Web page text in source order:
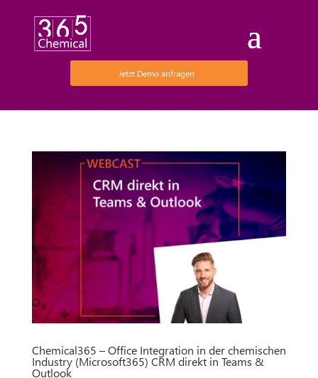
Jetzt Demo anfragen
Chemical365 – Office Integration in der chemischen
Industry (Microsoft365) CRM direkt in Teams &
Outlook